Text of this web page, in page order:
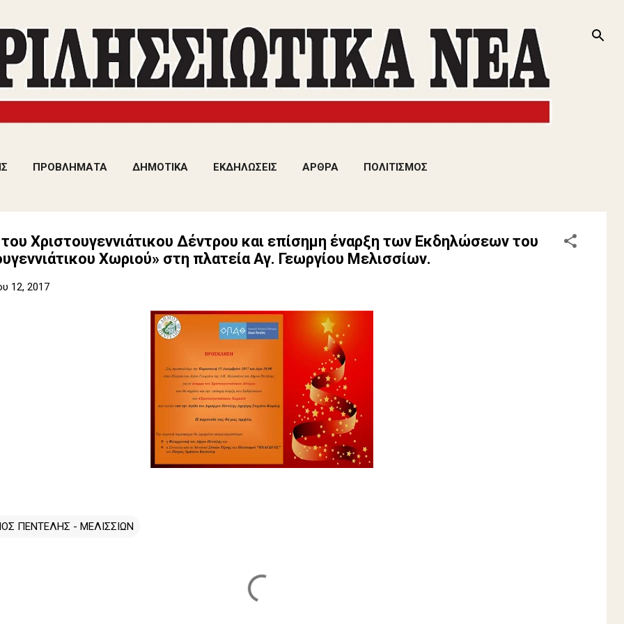
ΠΡΟΒΛΗΜΑΤΑ ΔΗΜΟΤΙΚΑ ΕΚΔΗΛΩΣΕΙΣ ΑΡΘΡΑ ΠΟΛΙΤΙΣΜΟΣ
Χριστουγεννιάτικου Δέντρου και επίσημη έναρξη των Εκδηλώσεων του
Χωριού» στη πλατεία Αγ. Γεωργίου Μελισσίων.
12, 2017
ΠΕΝΤΕΛΗΣ - ΜΕΛΙΣΣΙΩΝ